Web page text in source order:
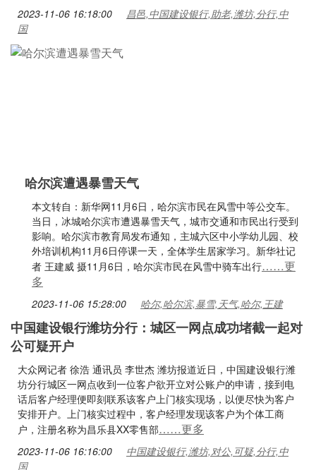
2023-11-06 16:18:00
昌邑,中国建设银行,助老,潍坊,分行,中
国
哈尔滨遭遇暴雪天气
本文转自：新华网11月6日，哈尔滨市民在风雪中等公交车。
当日，冰城哈尔滨市遭遇暴雪天气，城市交通和市民出行受到
影响。哈尔滨市教育局发布通知，主城六区中小学幼儿园、校
外培训机构11月6日停课一天，全体学生居家学习。新华社记
者 王建威 摄11月6日，哈尔滨市民在风雪中骑车出行……更
多
2023-11-06 15:28:00 哈尔,哈尔滨,暴雪,天气,哈尔,王建
中国建设银行潍坊分行：城区一网点成功堵截一起对
公可疑开户
大众网记者 徐浩 通讯员 李世杰 潍坊报道近日，中国建设银行潍
坊分行城区一网点收到一位客户欲开立对公账户的申请，接到电
话后客户经理便即刻联系该客户上门核实现场，以便尽快为客户
安排开户。上门核实过程中，客户经理发现该客户为个体工商
户，注册名称为昌乐县XX零售部……更多
2023-11-06 16:16:00
中国建设银行,潍坊,对公,可疑,分行,中
国